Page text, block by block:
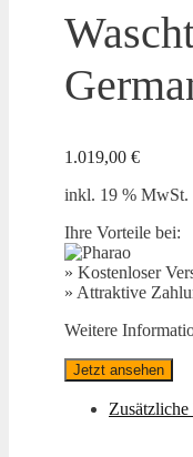
1.019,00 €
inkl. 19 % MwSt.
Ihre Vorteile bei:
» Kostenloser
» Attraktive
Weitere
Jetzt ansehen